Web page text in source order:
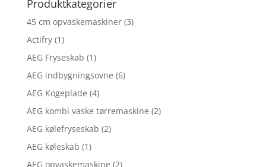
Produktkategorier
45 cm opvaskemaskiner (3)
Actifry (1)
AEG Fryseskab (1)
AEG indbygningsovne (6)
AEG Kogeplade (4)
AEG kombi vaske tørremaskine (2)
AEG kølefryseskab (2)
AEG køleskab (1)
AEG opvaskemaskine (2)